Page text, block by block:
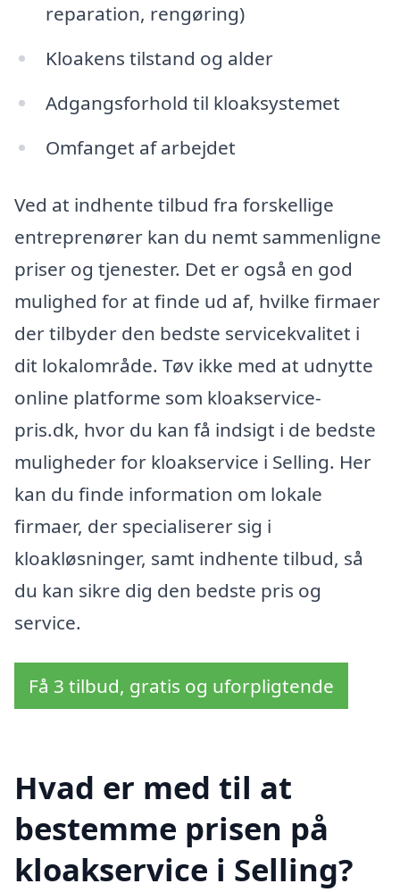
reparation, rengøring)
Kloakens tilstand og alder
Adgangsforhold til kloaksystemet
Omfanget af arbejdet
Ved at indhente tilbud fra forskellige
entreprenører kan du nemt sammenligne
priser og tjenester. Det er også en god
mulighed for at finde ud af, hvilke firmaer
der tilbyder den bedste servicekvalitet i
dit lokalområde. Tøv ikke med at udnytte
online platforme som kloakservice-
pris.dk, hvor du kan få indsigt i de bedste
muligheder for kloakservice i Selling. Her
kan du finde information om lokale
firmaer, der specialiserer sig i
kloakløsninger, samt indhente tilbud, så
du kan sikre dig den bedste pris og
service.
Få 3 tilbud, gratis og uforpligtende
Hvad er med til at
bestemme prisen på
kloakservice i Selling?